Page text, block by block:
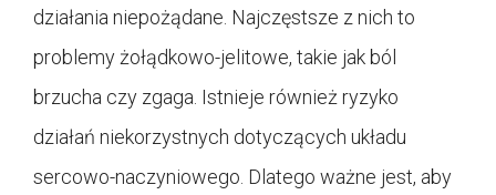
działania niepożądane. Najczęstsze z nich to
problemy żołądkowo-jelitowe, takie jak ból
brzucha czy zgaga. Istnieje również ryzyko
działań niekorzystnych dotyczących układu
sercowo-naczyniowego. Dlatego ważne jest, aby